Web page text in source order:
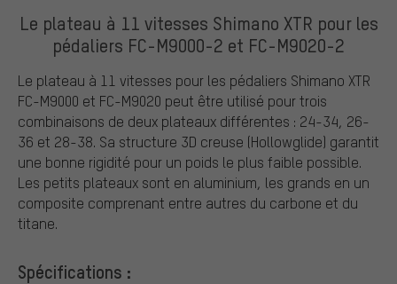
Le plateau à 11 vitesses Shimano XTR pour les
pédaliers FC-M9000-2 et FC-M9020-2
Le plateau à 11 vitesses pour les pédaliers Shimano XTR
FC-M9000 et FC-M9020 peut être utilisé pour trois
combinaisons de deux plateaux différentes : 24-34, 26-
36 et 28-38. Sa structure 3D creuse (Hollowglide) garantit
une bonne rigidité pour un poids le plus faible possible.
Les petits plateaux sont en aluminium, les grands en un
composite comprenant entre autres du carbone et du
titane.
Spécifications :